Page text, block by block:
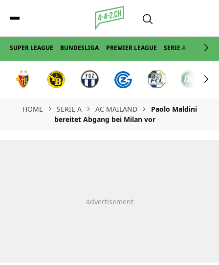
SUPER LEAGUE BUNDESLIGA PREMIER LEAGUE SERIE A LA LIGA
HOME SERIE A AC MAILAND
Paolo Maldini
bereitet Abgang bei Milan vor